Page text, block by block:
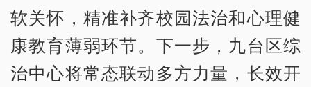
软关怀，精准补齐校园法治和心理健
康教育薄弱环节。下一步，九台区综
治中心将常态联动多方力量，长效开